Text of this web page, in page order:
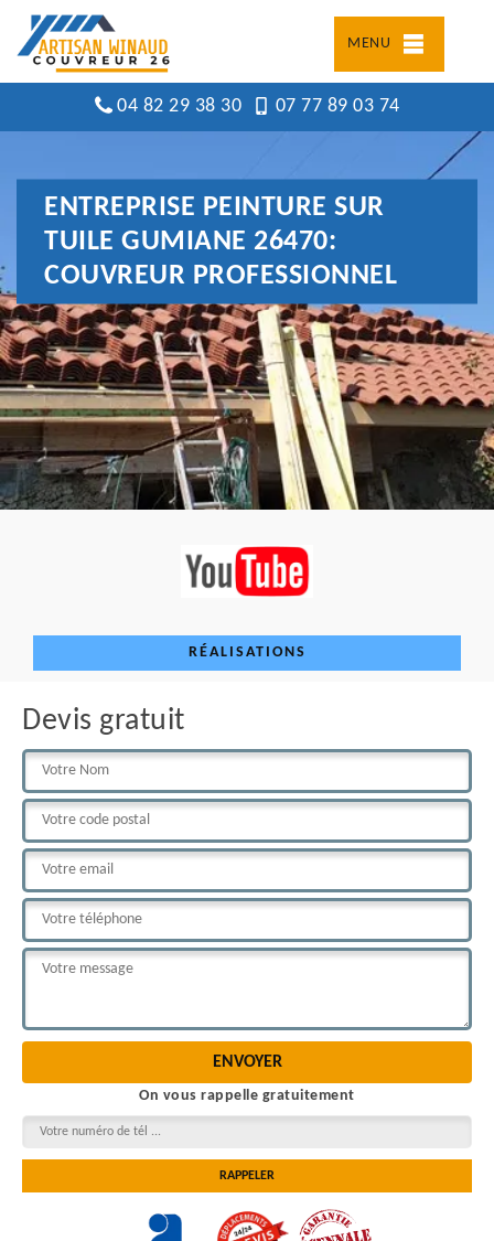
MENU
04 82 29 38 30 07 77 89 03 74
ENTREPRISE PEINTURE SUR
TUILE GUMIANE 26470:
COUVREUR PROFESSIONNEL
RÉALISATIONS
Devis gratuit
On vous rappelle gratuitement